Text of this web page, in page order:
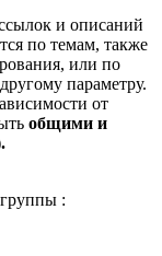
и описаний
по темам, также
или по
параметру.
от
общими и
: